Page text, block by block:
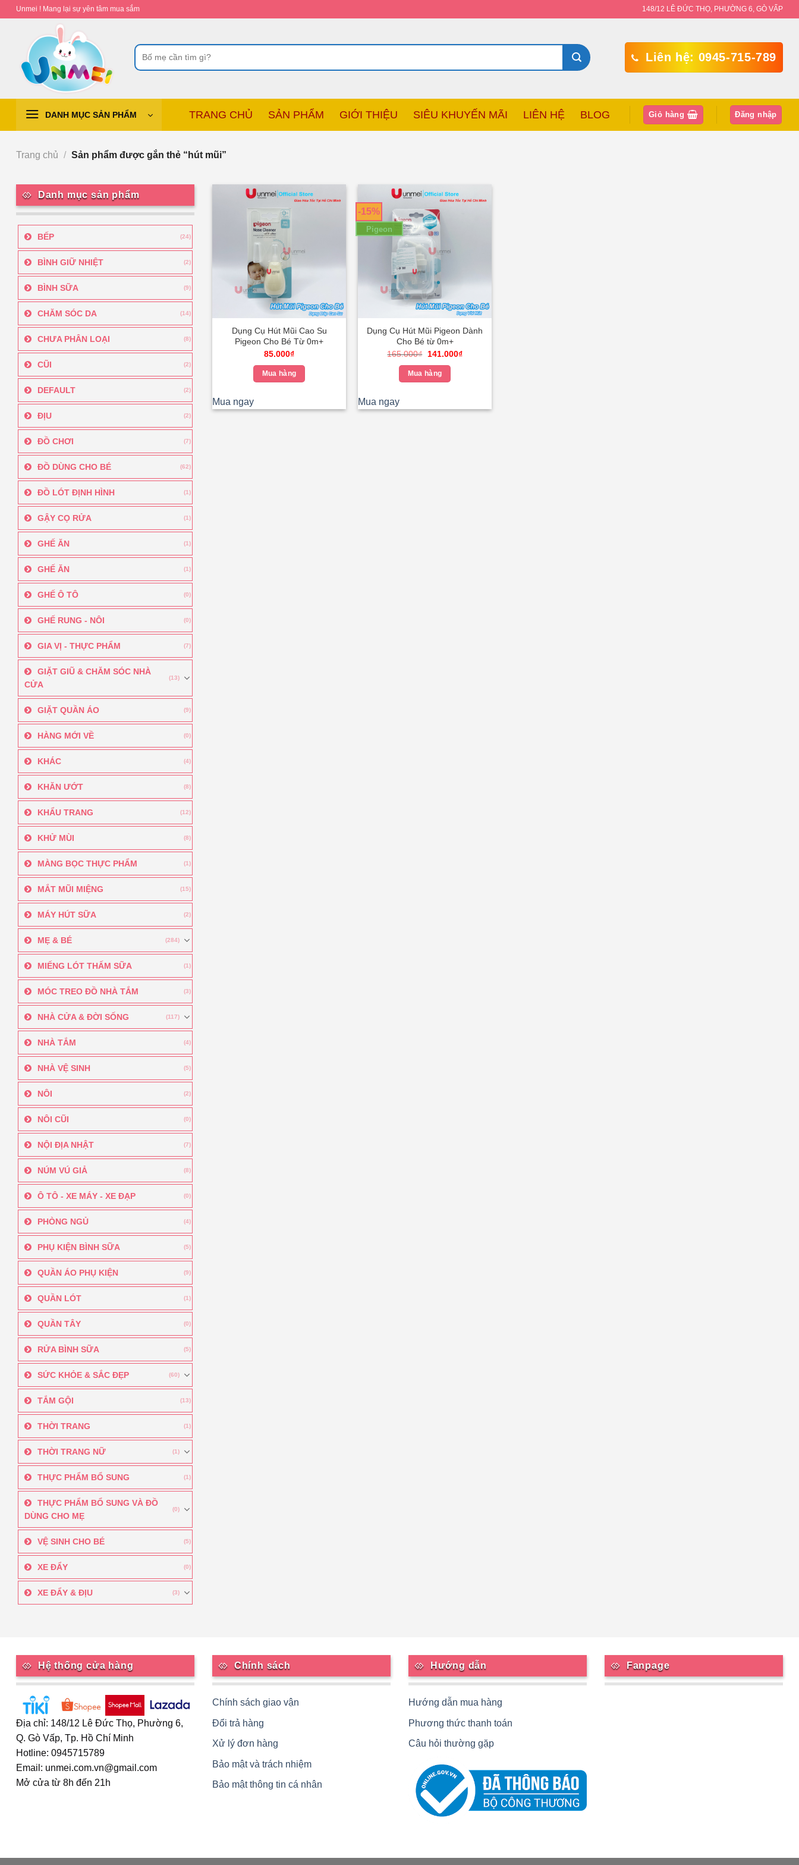
Chuyển
đến
Unmei ! Mang lại sự yên tâm mua sắm 148/12 LÊ ĐỨC THỌ, PHƯỜNG 6, GÒ VẤP
Tìm
kiếm:
Liên hệ: 0945-715-789
DANH MỤC SẢN PHẨM TRANG CHỦ SẢN PHẨM GIỚI THIỆU SIÊU KHUYẾN MÃI LIÊN HỆ BLOG Giỏ hàng Đăng nhập
Trang chủ / Sản phẩm được gắn thẻ “hút mũi”
Danh mục sản phẩm
BẾP (24)
BÌNH GIỮ NHIỆT (2)
BÌNH SỮA (9)
CHĂM SÓC DA (14)
CHƯA PHÂN LOẠI (8)
CŨI (2)
DEFAULT (2)
ĐỊU (2)
ĐỒ CHƠI (7)
ĐỒ DÙNG CHO BÉ (62)
ĐỒ LÓT ĐỊNH HÌNH (1)
GẬY CỌ RỬA (1)
GHẾ ĂN (1)
GHẾ ĂN (1)
GHẾ Ô TÔ (0)
GHẾ RUNG - NÔI (0)
GIA VỊ - THỰC PHẨM (7)
GIẶT GIŨ & CHĂM SÓC NHÀ
CỬA
(13)
GIẶT QUẦN ÁO (9)
HÀNG MỚI VỀ (0)
KHÁC (4)
KHĂN ƯỚT (8)
KHẨU TRANG (12)
KHỬ MÙI (8)
MÀNG BỌC THỰC PHẨM (1)
MẮT MŨI MIỆNG (15)
MÁY HÚT SỮA (2)
MẸ & BÉ (284)
MIẾNG LÓT THẤM SỮA (1)
MÓC TREO ĐỒ NHÀ TẮM (3)
NHÀ CỬA & ĐỜI SỐNG (117)
NHÀ TẮM (4)
NHÀ VỆ SINH (5)
NÔI (2)
NÔI CŨI (0)
NỘI ĐỊA NHẬT (7)
NÚM VÚ GIẢ (8)
Ô TÔ - XE MÁY - XE ĐẠP (0)
PHÒNG NGỦ (4)
PHỤ KIỆN BÌNH SỮA (5)
QUẦN ÁO PHỤ KIỆN (9)
QUẦN LÓT (1)
QUẦN TÂY (0)
RỬA BÌNH SỮA (5)
SỨC KHỎE & SẮC ĐẸP (60)
TẮM GỘI (13)
THỜI TRANG (1)
THỜI TRANG NỮ (1)
THỰC PHẨM BỔ SUNG (1)
THỰC PHẨM BỔ SUNG VÀ ĐỒ
DÙNG CHO MẸ
(0)
VỆ SINH CHO BÉ (5)
XE ĐẨY (0)
XE ĐẨY & ĐỊU (3)
Dụng Cụ Hút Mũi Cao Su
Pigeon Cho Bé Từ 0m+
85.000₫
Mua hàng
Mua ngay
-15%
Pigeon
Dụng Cụ Hút Mũi Pigeon Dành
Cho Bé từ 0m+
165.000₫
Giá
là:
165.000₫.
141.000₫Giá
Mua hàng
Mua ngay
Hệ thống cửa hàng
Địa chỉ: 148/12 Lê Đức Thọ, Phường 6,
Q. Gò Vấp, Tp. Hồ Chí Minh
Hotline: 0945715789
Email: unmei.com.vn@gmail.com
Mở cửa từ 8h đến 21h
Chính sách
Chính sách giao vận
Đổi trả hàng
Xử lý đơn hàng
Bảo mật và trách nhiệm
Bảo mật thông tin cá nhân
Hướng dẫn
Hướng dẫn mua hàng
Phương thức thanh toán
Câu hỏi thường gặp
Fanpage